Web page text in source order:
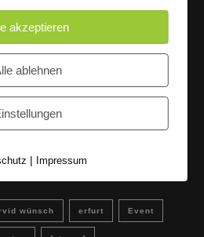
Studio [Sons Of Motion]
wünsch erfurt Event
akzeptieren
ablehnen
| Impressum